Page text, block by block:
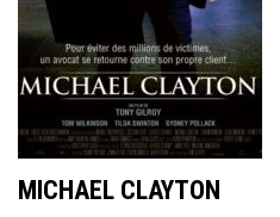
MICHAEL CLAYTON